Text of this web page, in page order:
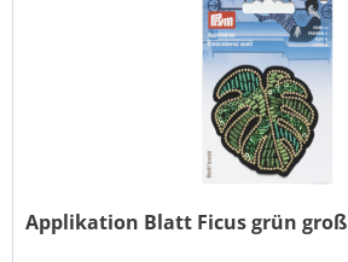
Applikation Blatt Ficus grün groß